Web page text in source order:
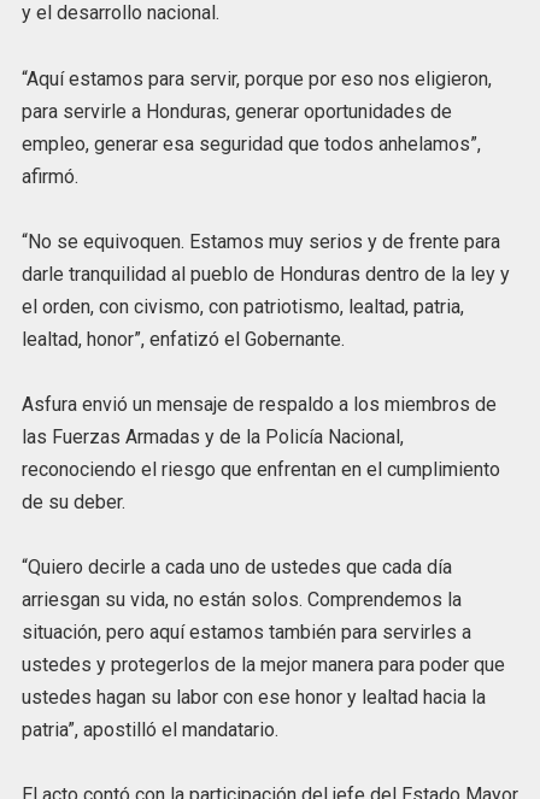
y el desarrollo nacional.
“Aquí estamos para servir, porque por eso nos eligieron,
para servirle a Honduras, generar oportunidades de
empleo, generar esa seguridad que todos anhelamos”,
afirmó.
“No se equivoquen. Estamos muy serios y de frente para
darle tranquilidad al pueblo de Honduras dentro de la ley y
el orden, con civismo, con patriotismo, lealtad, patria,
lealtad, honor”, enfatizó el Gobernante.
Asfura envió un mensaje de respaldo a los miembros de
las Fuerzas Armadas y de la Policía Nacional,
reconociendo el riesgo que enfrentan en el cumplimiento
de su deber.
“Quiero decirle a cada uno de ustedes que cada día
arriesgan su vida, no están solos. Comprendemos la
situación, pero aquí estamos también para servirles a
ustedes y protegerlos de la mejor manera para poder que
ustedes hagan su labor con ese honor y lealtad hacia la
patria”, apostilló el mandatario.